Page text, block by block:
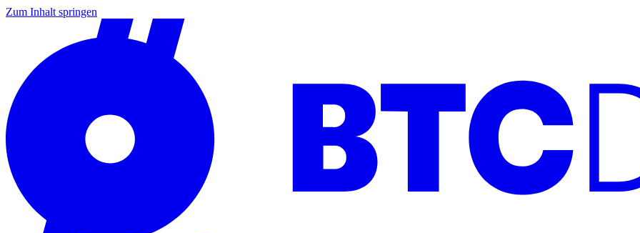
Zum Inhalt springen